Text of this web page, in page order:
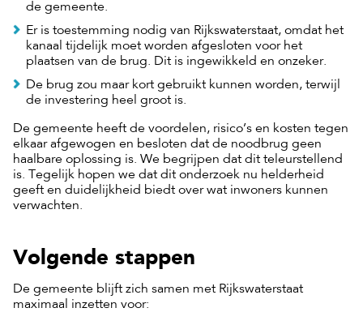
de gemeente.
Er is toestemming nodig van Rijkswaterstaat, omdat het
kanaal tijdelijk moet worden afgesloten voor het
plaatsen van de brug. Dit is ingewikkeld en onzeker.
De brug zou maar kort gebruikt kunnen worden, terwijl
de investering heel groot is.
De gemeente heeft de voordelen, risico’s en kosten tegen
elkaar afgewogen en besloten dat de noodbrug geen
haalbare oplossing is. We begrijpen dat dit teleurstellend
is. Tegelijk hopen we dat dit onderzoek nu helderheid
geeft en duidelijkheid biedt over wat inwoners kunnen
verwachten.
Volgende stappen
De gemeente blijft zich samen met Rijkswaterstaat
maximaal inzetten voor: